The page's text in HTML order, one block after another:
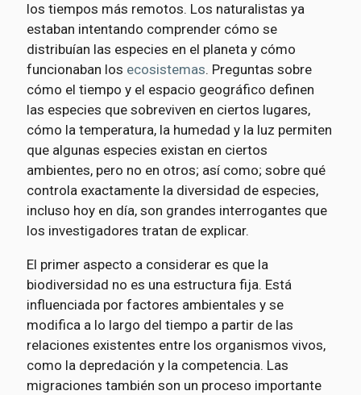
los tiempos más remotos. Los naturalistas ya
estaban intentando comprender cómo se
distribuían las especies en el planeta y cómo
funcionaban los ecosistemas. Preguntas sobre
cómo el tiempo y el espacio geográfico definen
las especies que sobreviven en ciertos lugares,
cómo la temperatura, la humedad y la luz permiten
que algunas especies existan en ciertos
ambientes, pero no en otros; así como; sobre qué
controla exactamente la diversidad de especies,
incluso hoy en día, son grandes interrogantes que
los investigadores tratan de explicar.
El primer aspecto a considerar es que la
biodiversidad no es una estructura fija. Está
influenciada por factores ambientales y se
modifica a lo largo del tiempo a partir de las
relaciones existentes entre los organismos vivos,
como la depredación y la competencia. Las
migraciones también son un proceso importante